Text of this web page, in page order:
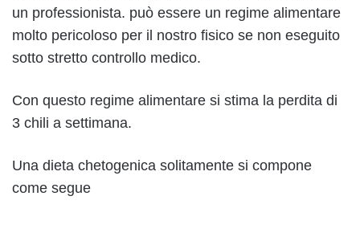
un professionista. può essere un regime alimentare
molto pericoloso per il nostro fisico se non eseguito
sotto stretto controllo medico.
Con questo regime alimentare si stima la perdita di
3 chili a settimana.
Una dieta chetogenica solitamente si compone
come segue